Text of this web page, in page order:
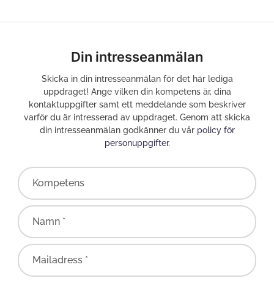
Din intresseanmälan
Skicka in din intresseanmälan för det här lediga
uppdraget! Ange vilken din kompetens är, dina
kontaktuppgifter samt ett meddelande som beskriver
varför du är intresserad av uppdraget. Genom att skicka
din intresseanmälan godkänner du vår policy för
personuppgifter.
Kompetens
Namn *
Mailadress *